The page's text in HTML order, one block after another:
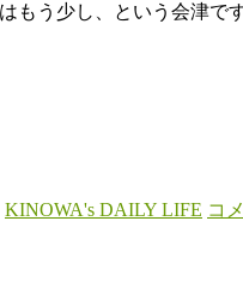
もう少し、という会津です
KINOWA's DAILY LIFE コ